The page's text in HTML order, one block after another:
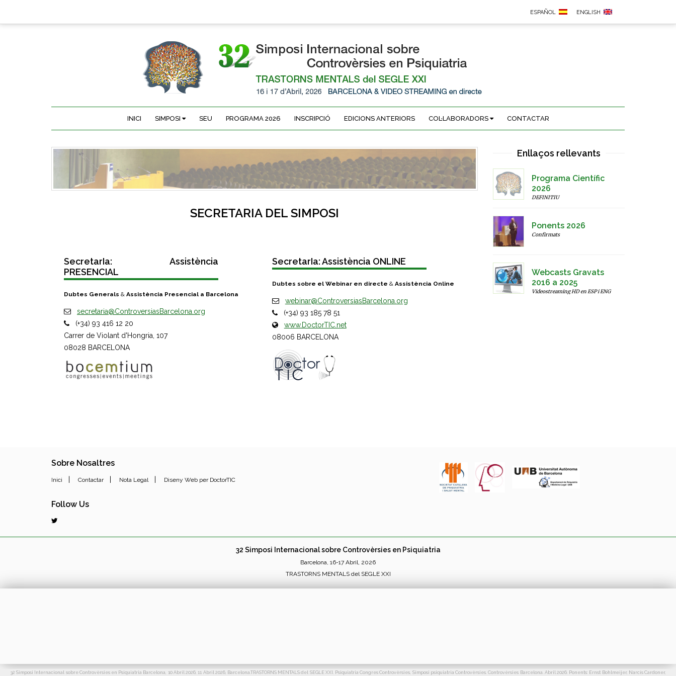
ESPAÑOL ENGLISH
INICI SIMPOSI SEU PROGRAMA 2026 INSCRIPCIÓ EDICIONS ANTERIORS COL·LABORADORS CONTACTAR
SECRETARIA DEL SIMPOSI
SecretarIa: Assistència
PRESENCIAL
Dubtes Generals & Assistència Presencial a Barcelona
secretaria@ControversiasBarcelona.org
(+34) 93 416 12 20
Carrer de Violant d'Hongria, 107
08028 BARCELONA
SecretarIa: Assistència ONLINE
Dubtes sobre el Webinar en directe & Assistència Online
webinar@ControversiasBarcelona.org
(+34) 93 185 78 51
www.DoctorTIC.net
08006 BARCELONA
Enllaços rellevants
Programa Científic
2026
DEFINITIU
Ponents 2026
Confirmats
Webcasts Gravats
2016 a 2025
Videostreaming HD en ESP i ENG
Sobre Nosaltres
Inici Contactar| Nota Legal Diseny Web per DoctorTIC
Follow Us
32 Simposi Internacional sobre Controvèrsies en Psiquiatria
Barcelona, 16-17 Abril, 2026
TRASTORNS MENTALS del SEGLE XXI
32 Simposi Internacional sobre Controvèrsies en Psiquiatria Barcelona, 10 Abril 2026, 11 Abril 2026, Barcelona.TRASTORNS MENTALS del SEGLE XXI. Psiquiatria Congres Controvèrsies, Simposi psiquiatria Controvèrsies. Controvèrsies Barcelona. Abril 2026. Ponents: Ernst Bohlmeijer, Narcís Cardoner,